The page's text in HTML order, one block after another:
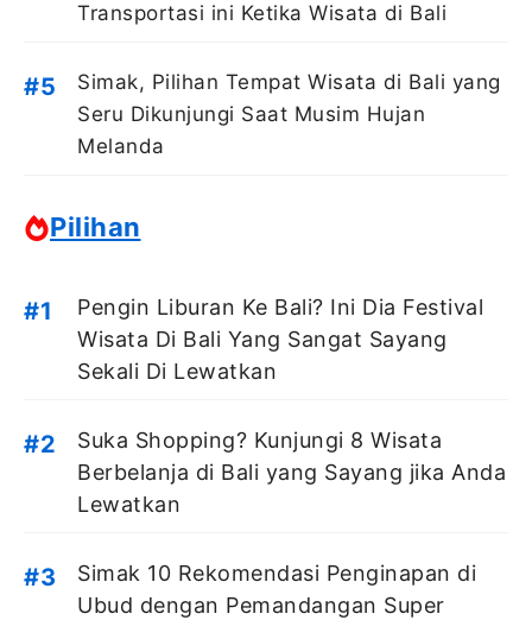
Transportasi ini Ketika Wisata di Bali
Simak, Pilihan Tempat Wisata di Bali yang
Seru Dikunjungi Saat Musim Hujan
Melanda
Pilihan
Pengin Liburan Ke Bali? Ini Dia Festival
Wisata Di Bali Yang Sangat Sayang
Sekali Di Lewatkan
Suka Shopping? Kunjungi 8 Wisata
Berbelanja di Bali yang Sayang jika Anda
Lewatkan
Simak 10 Rekomendasi Penginapan di
Ubud dengan Pemandangan Super